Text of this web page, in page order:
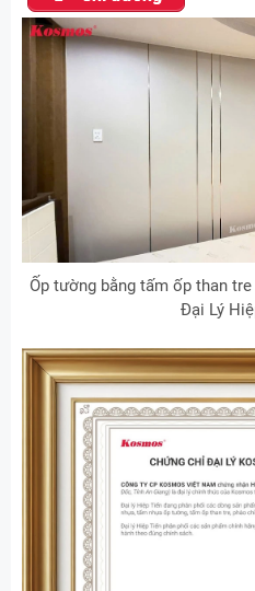
Ốp tường bằng tấm ốp than
Đại Lý